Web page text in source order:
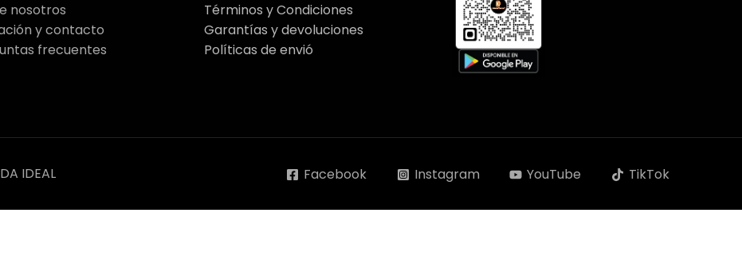
nosotros
y contacto
frecuentes
Términos y Condiciones
Garantías y devoluciones
Políticas de envió
IDEAL Facebook Instagram YouTube TikTok